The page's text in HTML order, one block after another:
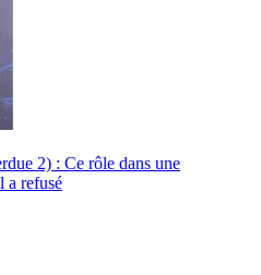
2) : Ce rôle dans une
a refusé